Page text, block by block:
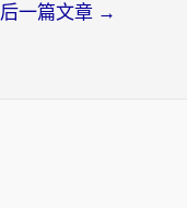
后一篇文章 →